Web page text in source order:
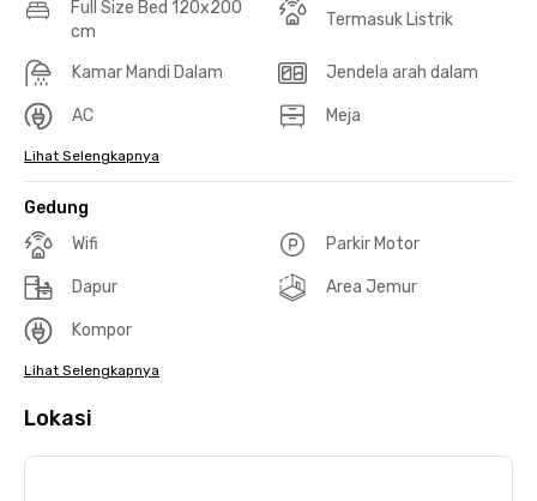
Full Size Bed 120x200
cm
Termasuk Listrik
Kamar Mandi Dalam Jendela arah dalam
AC Meja
Lihat Selengkapnya
Gedung
Wifi
Parkir Motor
Dapur Area Jemur
Kompor
Lihat Selengkapnya
Lokasi